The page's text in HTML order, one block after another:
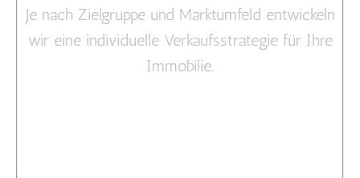
Je nach Zielgruppe und Marktumfeld entwickeln
wir eine individuelle Verkaufsstrategie für Ihre
Immobilie.